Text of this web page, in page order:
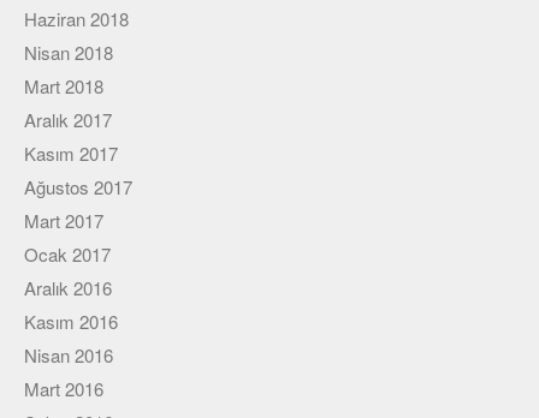
Haziran 2018
Nisan 2018
Mart 2018
Aralık 2017
Kasım 2017
Ağustos 2017
Mart 2017
Ocak 2017
Aralık 2016
Kasım 2016
Nisan 2016
Mart 2016